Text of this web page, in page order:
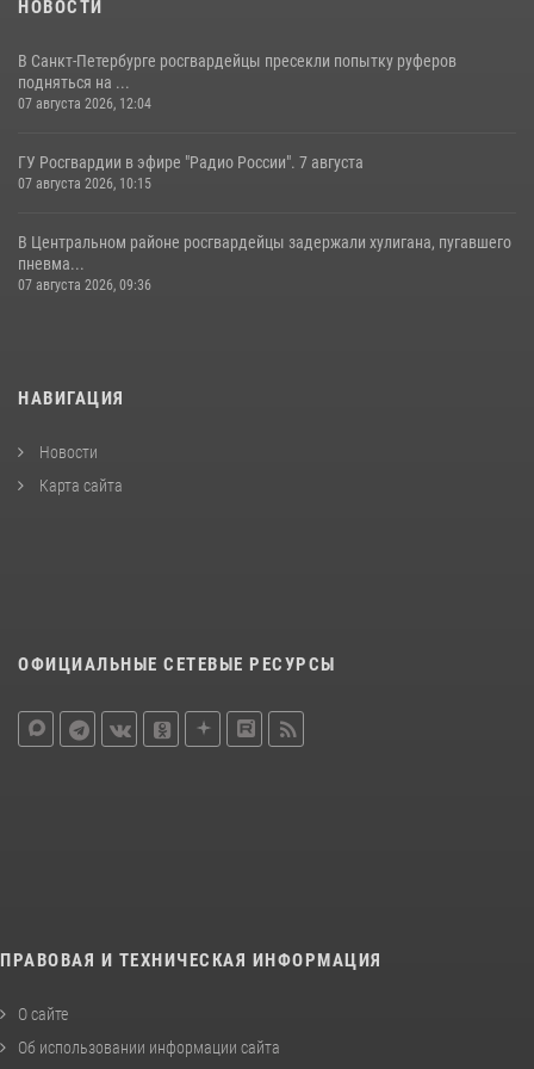
НОВОСТИ
В Санкт-Петербурге росгвардейцы пресекли попытку руферов
подняться на ...
07 августа 2026, 12:04
ГУ Росгвардии в эфире "Радио России". 7 августа
07 августа 2026, 10:15
В Центральном районе росгвардейцы задержали хулигана, пугавшего
пневма...
07 августа 2026, 09:36
НАВИГАЦИЯ
Новости
Карта сайта
ОФИЦИАЛЬНЫЕ СЕТЕВЫЕ РЕСУРСЫ
ПРАВОВАЯ И ТЕХНИЧЕСКАЯ ИНФОРМАЦИЯ
О сайте
Об использовании информации сайта